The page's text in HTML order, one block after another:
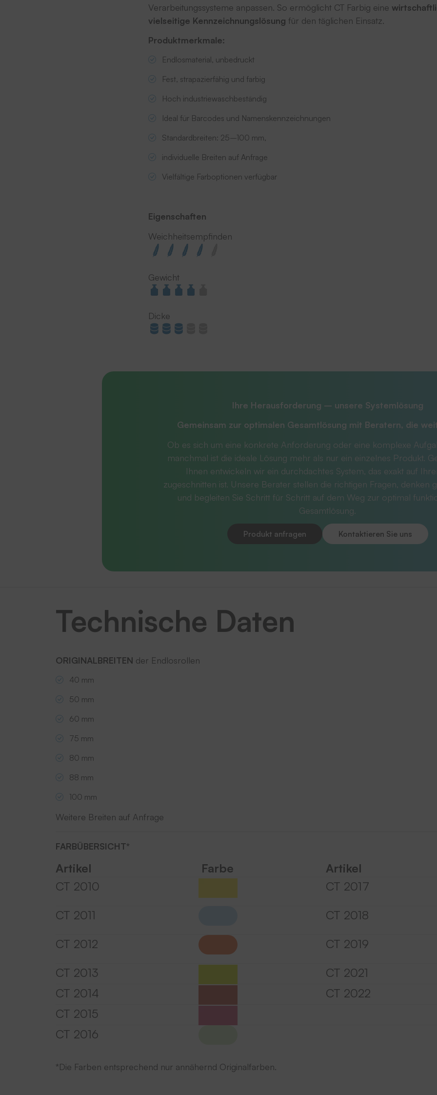
Verarbeitungssysteme anpassen. So ermöglicht CT Farbig eine
vielseitige Kennzeichnungslösung für den täglichen Einsatz.
Produktmerkmale:
Endlosmaterial, unbedruckt
Fest, strapazierfähig und farbig
Hoch industriewaschbeständig
Ideal für Barcodes und Namenskennzeichnungen
Standardbreiten: 25–100 mm,
individuelle Breiten auf Anfrage
Vielfältige Farboptionen verfügbar
Eigenschaften
Weichheitsempfinden
Gewicht
Dicke
Ihre Herausforderung – unsere Systemlösung
Gemeinsam zur optimalen Gesamtlösung mit Beratern, die
Ob es sich um eine konkrete Anforderung oder eine komplexe
manchmal ist die ideale Lösung mehr als nur ein einzelnes Produkt.
Ihnen entwickeln wir ein durchdachtes System, das exakt auf
zugeschnitten ist. Unsere Berater stellen die richtigen Fragen, denken
und begleiten Sie Schritt für Schritt auf dem Weg zur optimal
Gesamtlösung.
Produkt anfragen Kontaktieren Sie uns
Technische Daten
ORIGINALBREITEN der Endlosrollen
40 mm
50 mm
60 mm
75 mm
80 mm
88 mm
100 mm
Weitere Breiten auf Anfrage
FARBÜBERSICHT*
Artikel Farbe Artikel
CT 2010
CT 2017
CT 2011
CT 2018
CT 2012
CT 2019
CT 2013
CT 2021
CT 2014
CT 2022
CT 2015
CT 2016
*Die Farben entsprechend nur annähernd Originalfarben.